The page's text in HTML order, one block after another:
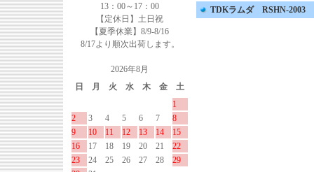
13：00～17：00
【定休日】土日祝
【夏季休業】8/9-8/16
8/17より順次出荷します。
2026年8月
日
月 火 水 木 金
土
1
2
3 4 5 6 7
8
9
10 11 12 13 14
15
16
17 18 19 20 21
22
23
24 25 26 27 28
29
TDKラムダ RSHN-2003